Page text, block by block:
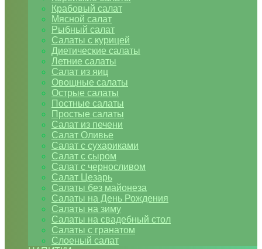
Крабовый салат
Мясной салат
Рыбный салат
Салаты с курицей
Диетические салаты
Летние салаты
Салат из яиц
Овощные салаты
Острые салаты
Постные салаты
Простые салаты
Салат из печени
Салат Оливье
Салат с сухариками
Салат с сыром
Салат с черносливом
Салат Цезарь
Салаты без майонеза
Салаты на День Рождения
Салаты на зиму
Салаты на свадебный стол
Салаты с гранатом
Слоеный салат